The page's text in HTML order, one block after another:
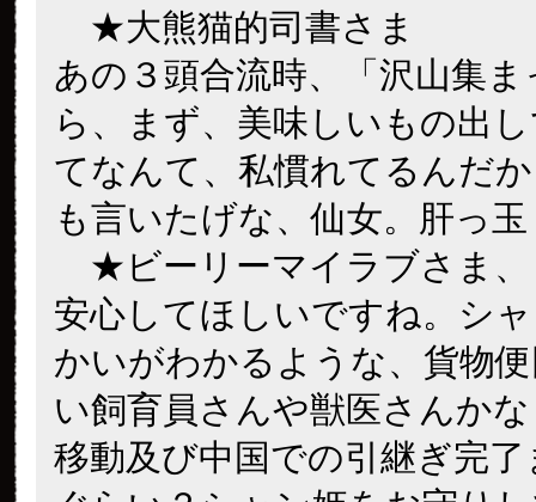
★大熊猫的司書さま
あの３頭合流時、「沢山集
ら、まず、美味しいもの出
てなんて、私慣れてるんだ
も言いたげな、仙女。肝
★ビーリーマイラブさま、
安心してほしいですね。シ
かいがわかるような、貨物
い飼育員さんや獣医さんか
移動及び中国での引継ぎ完